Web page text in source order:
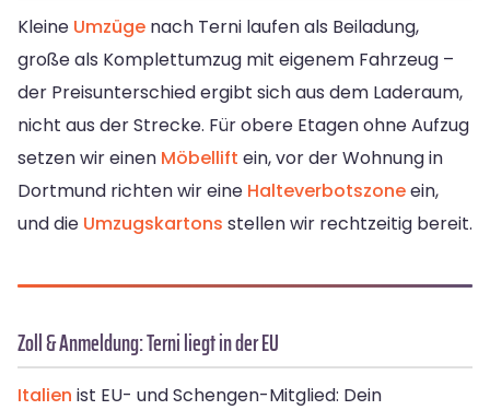
Kleine Umzüge nach Terni laufen als Beiladung,
große als Komplettumzug mit eigenem Fahrzeug –
der Preisunterschied ergibt sich aus dem Laderaum,
nicht aus der Strecke. Für obere Etagen ohne Aufzug
setzen wir einen Möbellift ein, vor der Wohnung in
Dortmund richten wir eine Halteverbotszoneein,
und die Umzugskartons stellen wir rechtzeitig bereit.
Zoll & Anmeldung: Terni liegt in der EU
Italien ist EU- und Schengen-Mitglied: Dein